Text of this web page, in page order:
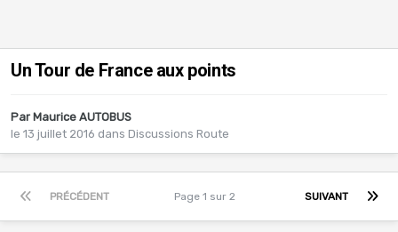
Un Tour de France aux points
Par Maurice AUTOBUS
le 13 juillet 2016 dans Discussions Route
PRÉCÉDENT SUIVANT
Page 1 sur 2